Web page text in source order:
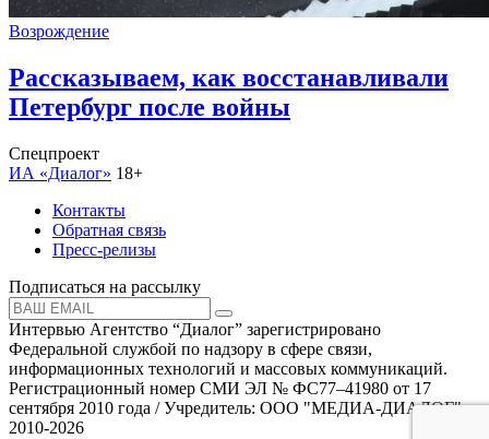
Возрождение
Рассказываем, как восстанавливали
Петербург после войны
Спецпроект
ИА «Диалог» 18+
Контакты
Обратная связь
Пресс-релизы
Подписаться на рассылку
Интервью Агентство “Диалог” зарегистрировано
Федеральной службой по надзору в сфере связи,
информационных технологий и массовых коммуникаций.
Регистрационный номер СМИ ЭЛ № ФС77–41980 от 17
сентября 2010 года / Учредитель: ООО "МЕДИА-ДИАЛОГ"
2010-2026